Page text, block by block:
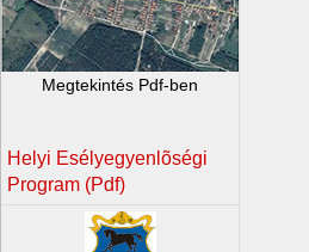
Megtekintés Pdf-ben
Helyi Esélyegyenlõségi
Program (Pdf)